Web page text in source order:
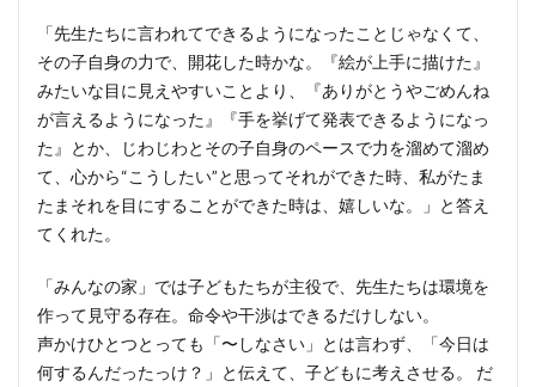
スマ
スな
ど、
季節
ベン
トも
6
け
7
「み
んな
「先生たちに言われてできるようになったことじゃなくて、
その子自身の力で、開花した時かな。『絵が上手に描けた』
みたいな目に見えやすいことより、『ありがとうやごめんね
が言えるようになった』『手を挙げて発表できるようになっ
た』とか、じわじわとその子自身のペースで力を溜めて溜め
て、心から“こうしたい”と思ってそれができた時、私がたま
たまそれを目にすることができた時は、嬉しいな。」と答え
てくれた。
「みんなの家」では子どもたちが主役で、先生たちは環境を
作って見守る存在。命令や干渉はできるだけしない。
声かけひとつとっても「〜しなさい」とは言わず、「今日は
何するんだったっけ？」と伝えて、子どもに考えさせる。 だ